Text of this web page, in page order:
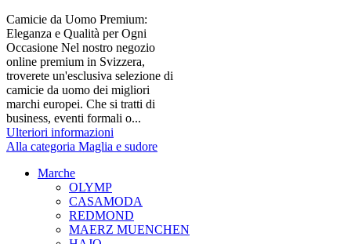
Camicie da Uomo Premium:
Eleganza e Qualità per Ogni
Occasione Nel nostro negozio
online premium in Svizzera,
troverete un'esclusiva selezione di
camicie da uomo dei migliori
marchi europei. Che si tratti di
business, eventi formali o...
Ulteriori informazioni
Alla categoria Maglia e sudore
Marche
OLYMP
CASAMODA
REDMOND
MAERZ MUENCHEN